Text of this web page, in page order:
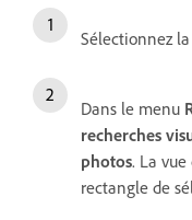
Sélectionnez
Dans le menu
recherches
photos. La vue
rectangle de